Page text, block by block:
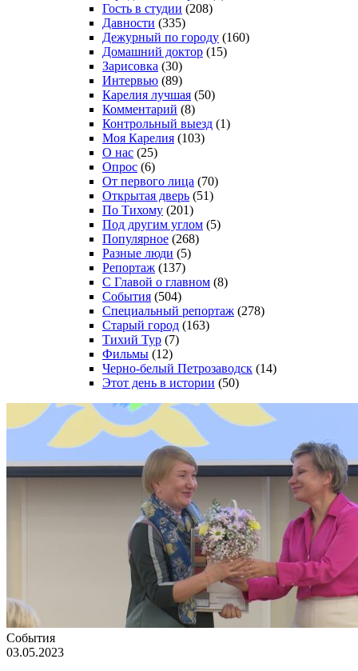
Гость в студии (208)
Давности (335)
Дежурный по городу (160)
Домашний доктор (15)
Зарисовка (30)
Интервью (89)
Карелия лучшая (50)
Комментарий (8)
Контрольный выезд (1)
Моя Карелия (103)
О нас (25)
Опрос (6)
От первого лица (70)
Открытая дверь (51)
По Тихому (201)
Под другим углом (5)
Популярное (268)
Разные люди (5)
Репортаж (137)
С Главой о главном (8)
События (504)
Специальный репортаж (278)
Старый город (163)
Тихий Тур (7)
Фильмы (12)
Черно-белый Петрозаводск (14)
Этот день в истории (50)
События
03.05.2023